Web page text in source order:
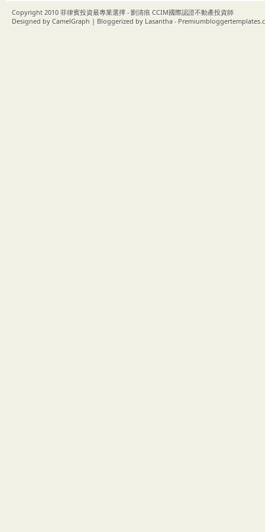
Copyright 2010 菲律賓投資最專業選擇 - 劉清痕 CCIM國際認證不動產投資師
Designed by CamelGraph | Bloggerized by Lasantha -